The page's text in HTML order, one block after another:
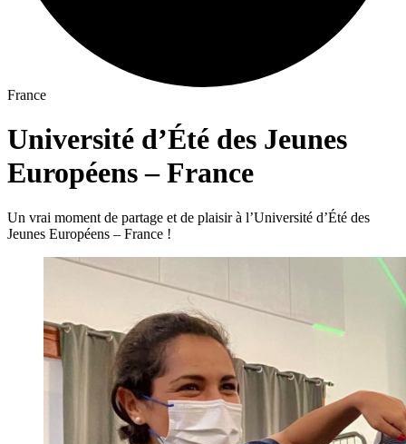
France
Université d’Été des Jeunes
Européens – France
Un vrai moment de partage et de plaisir à l’Université d’Été des
Jeunes Européens – France !